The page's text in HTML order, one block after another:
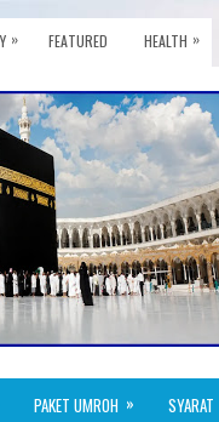
» FEATURED HEALTH »
PAKET UMROH » SYARAT